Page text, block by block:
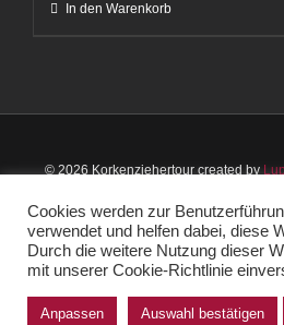
In den Warenkorb
© 2026 Korkenziehertour created by
Cookies werden zur
verwendet und helfen dabei, diese
Durch die weitere Nutzung dieser
mit unserer Cookie-Richtlinie
Anpassen Auswahl bestätigen